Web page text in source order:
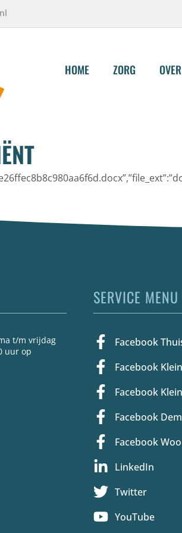
HOME ZORG
t/m vrijdag
uur op
SERVICE MENU
Facebook
Facebook
Facebook
Facebook
Facebook
LinkedIn
Twitter
YouTube